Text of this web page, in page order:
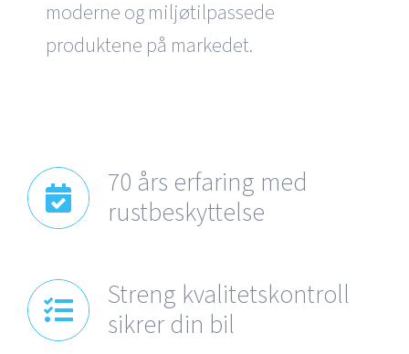
moderne og miljøtilpassede
produktene på markedet.
70 års erfaring med
rustbeskyttelse
Streng kvalitetskontroll
sikrer din bil